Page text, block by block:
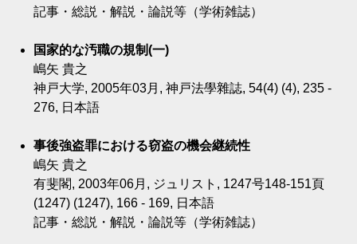
記事・総説・解説・論説等（学術雑誌）
国家的な汚職の規制(一)
嶋矢 貴之
神戸大学, 2005年03月, 神戸法學雜誌, 54(4) (4), 235 -
276, 日本語
事後強盗罪における窃盗の機会継続性
嶋矢 貴之
有斐閣, 2003年06月, ジュリスト, 1247号148-151頁
(1247) (1247), 166 - 169, 日本語
記事・総説・解説・論説等（学術雑誌）